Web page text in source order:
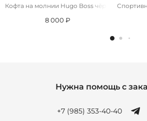
Кофта на молнии Hugo Boss чёрного цвета
8 000 ₽
Нужна помощь с
+7 (985) 353-40-40